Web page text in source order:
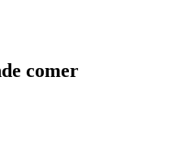
comer